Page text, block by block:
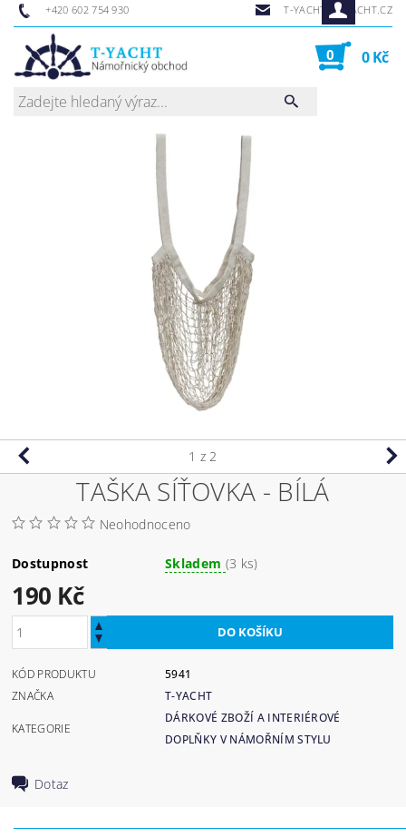
+420 602 754 930 T-YACHT@T-YACHT.CZ
0 0 Kč
1 z 2
TAŠKA SÍŤOVKA - BÍLÁ
Neohodnoceno
Dostupnost Skladem (3 ks)
190 Kč
KÓD PRODUKTU
5941
ZNAČKA
T-YACHT
KATEGORIE
DÁRKOVÉ ZBOŽÍ A INTERIÉROVÉ
DOPLŇKY V NÁMOŘNÍM STYLU
Dotaz